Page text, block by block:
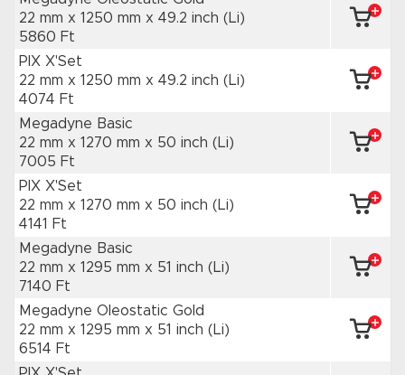
22 mm x 1250 mm x 49.2 inch (Li)
5860 Ft
PIX X'Set
22 mm x 1250 mm x 49.2 inch (Li)
4074 Ft
Megadyne Basic
22 mm x 1270 mm x 50 inch (Li)
7005 Ft
PIX X'Set
22 mm x 1270 mm x 50 inch (Li)
4141 Ft
Megadyne Basic
22 mm x 1295 mm x 51 inch (Li)
7140 Ft
Megadyne Oleostatic Gold
22 mm x 1295 mm x 51 inch (Li)
6514 Ft